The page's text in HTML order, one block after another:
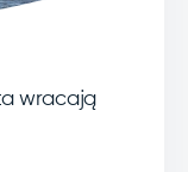
wracają